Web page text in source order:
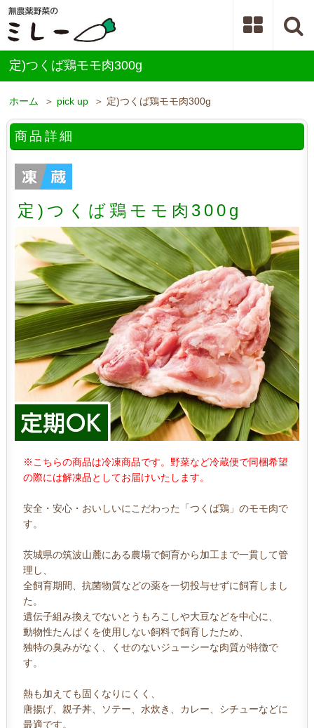
定)つくば鶏モモ肉300g
ホーム ＞ pick up ＞ 定)つくば鶏モモ肉300g
商品詳細
定)つくば鶏モモ肉300g
※こちらの商品は冷凍商品です。野菜など冷蔵便で同梱希望
の際には解凍品としてお届けいたします。
安全・安心・おいしいにこだわった「つくば鶏」のモモ肉で
す。
茨城県の筑波山麓にある農場で飼育から加工まで一貫して管
理し、
全飼育期間、抗菌物質などの薬を一切投与せずに飼育しまし
た。
遺伝子組み換えでないとうもろこしや大豆などを中心に、
動物性たんぱくを使用しない飼料で飼育したため、
独特の臭みがなく、くせのないジューシーな肉質が特徴で
す。
熱も加えても固くなりにくく、
唐揚げ、親子丼、ソテー、水炊き、カレー、シチューなどに
最適です。